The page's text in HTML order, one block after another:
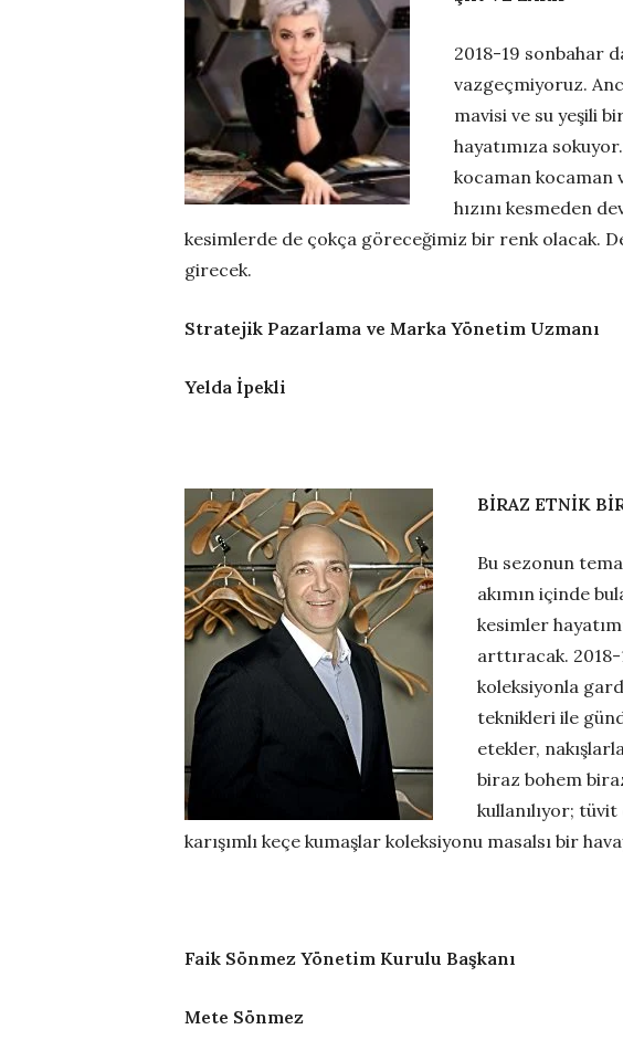
2018-19 sonbahar
vazgeçmiyoruz.
mavisi ve su yeşili
hayatımıza
kocaman kocaman
hızını kesmeden
kesimlerde de çokça göreceğimiz bir renk olacak.
girecek.
Stratejik Pazarlama ve Marka Yönetim Uzmanı
Yelda İpekli
BİRAZ ETNİK
Bu sezonun
akımın içinde
kesimler
arttıracak. 2018-
koleksiyonla
teknikleri ile
etekler,
biraz bohem
kullanılıyor;
karışımlı keçe kumaşlar koleksiyonu masalsı bir
Faik Sönmez Yönetim Kurulu Başkanı
Mete Sönmez